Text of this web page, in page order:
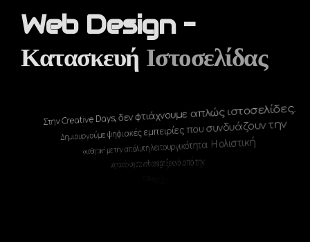
Web Design –
Κατασκευή Ιστοσελίδας
Στην Creative Days, δεν φτιάχνουμε απλώς ιστοσελίδες.
Δημιουργούμε ψηφιακές εμπειρίες που συνδυάζουν την
αισθητική με την απόλυτη λειτουργικότητα. Η ολιστική
μας προσέγγιση στο web design ξεκινά από την